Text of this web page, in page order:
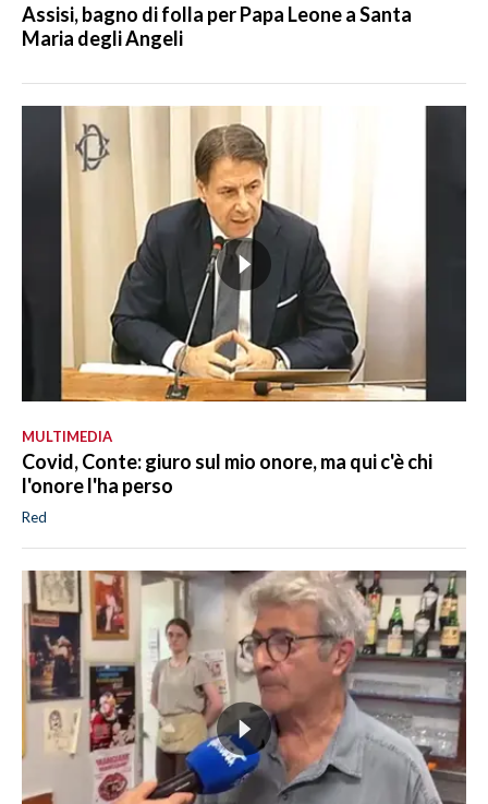
Assisi, bagno di folla per Papa Leone a Santa
Maria degli Angeli
MULTIMEDIA
Covid, Conte: giuro sul mio onore, ma qui c'è chi
l'onore l'ha perso
Red